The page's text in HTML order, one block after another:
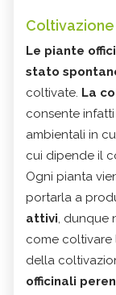
Le piante
stato
coltivate. La
consente
ambientali in
cui dipende il
Ogni pianta
portarla a
attivi, dunque
come coltivare
della
officinali